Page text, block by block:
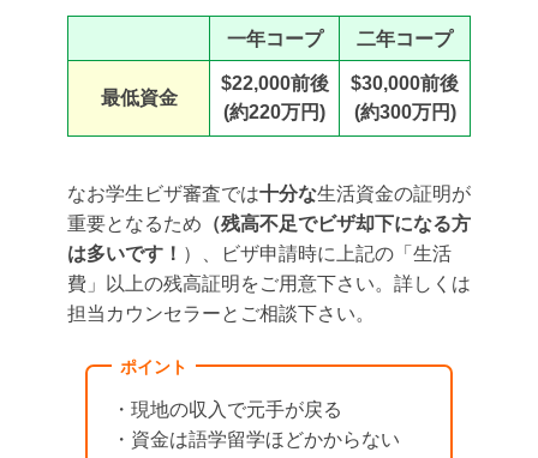
一年コープ 二年コープ
最低資金
$22,000前後
(約220万円)
$30,000前後
(約300万円)
なお学生ビザ審査では十分な生活資金の証明が
重要となるため （残高不足でビザ却下になる方
は多いです！ ）、ビザ申請時に上記の「生活
費」以上の残高証明をご用意下さい。詳しくは
担当カウンセラーとご相談下さい。
ポイント
・現地の収入で元手が戻る
・資金は語学留学ほどかからない